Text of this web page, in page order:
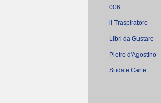
006
il Traspiratore
Libri da Gustare
Pietro d'Agostino
Sudate Carte